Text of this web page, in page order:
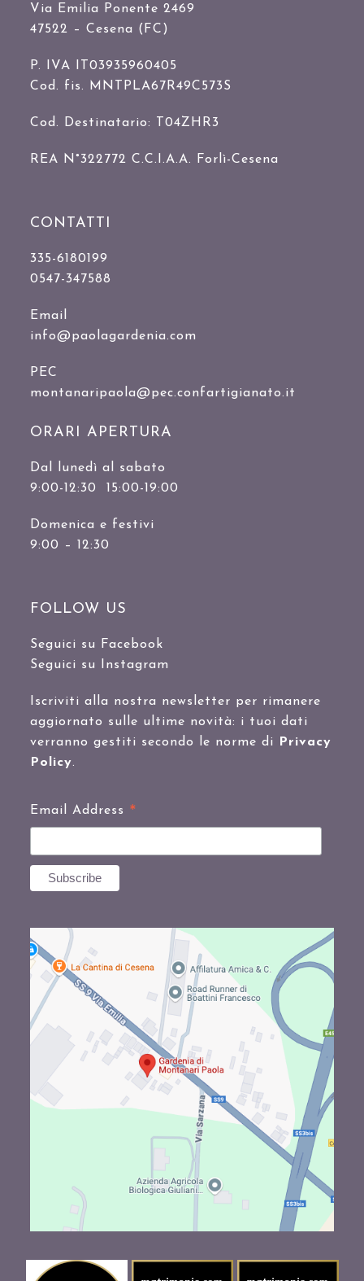
Via Emilia Ponente 2469
47522 – Cesena (FC)
P. IVA IT03935960405
Cod. fis. MNTPLA67R49C573S
Cod. Destinatario: T04ZHR3
REA N°322772 C.C.I.A.A. Forlì-Cesena
CONTATTI
335-6180199
0547-347588
Email
info@paolagardenia.com
PEC
montanaripaola@pec.confartigianato.it
ORARI APERTURA
Dal lunedì al sabato
9:00-12:30 15:00-19:00
Domenica e festivi
9:00 – 12:30
FOLLOW US
Seguici su Facebook
Seguici su Instagram
Iscriviti alla nostra newsletter per rimanere
aggiornato sulle ultime novità: i tuoi dati
verranno gestiti secondo le norme di Privacy
Policy.
Email Address *